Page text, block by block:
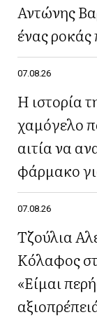
Αντώνης
ένας ροκάς
07.08.26
Η ιστορία
χαμόγελο
αιτία να
φάρμακο
07.08.26
Τζούλια
Κόλαφος
«Είμαι